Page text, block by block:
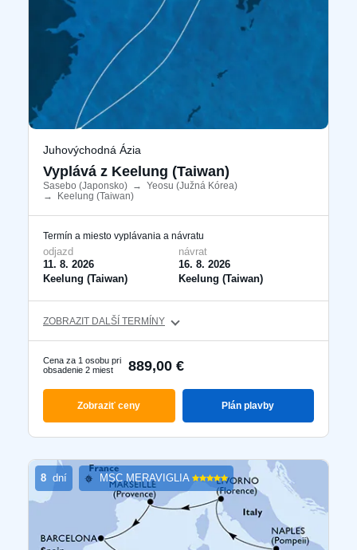
Juhovýchodná Ázia
Vyplává z Keelung (Taiwan)
Sasebo (Japonsko) → Yeosu (Južná Kórea)
→ Keelung (Taiwan)
Termín a miesto vyplávania a návratu
odjazd
11. 8. 2026
Keelung (Taiwan)
návrat
16. 8. 2026
Keelung (Taiwan)
ZOBRAZIT DALŠÍ TERMÍNY
Cena za 1 osobu pri
obsadenie 2 miest
889,00 €
Zobraziť ceny Plán plavby
8dní MSC MERAVIGLIA